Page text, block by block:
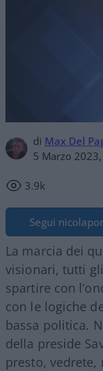
di Max Del
5 Marzo
3.9k
Segui
La marcia dei
visionari, tutti
spartire con
con le logiche
bassa politica.
della preside
presto,